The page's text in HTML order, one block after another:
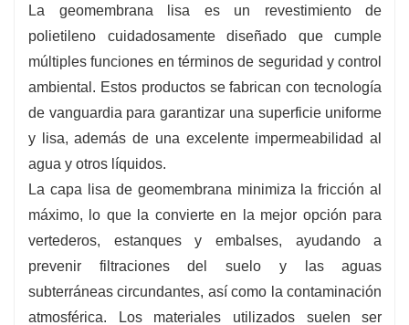
de primer nivel a la permeabilidad de los
líquidos, deteniendo eficazmente las fugas y la
contaminación.
-Resistencia química:
Estos revestimientos son resistentes a una
amplia variedad de productos químicos, lo que
los hace ideales para funciones industriales y
control de desechos peligrosos.
-Durabilidad:
Las geomembranas lisas están diseñadas
cuidadosamente para soportar el estrés
ambiental, la perforación y la resistencia al
La geomembrana lisa es un revestimiento de
polietileno cuidadosamente diseñado que cumple
múltiples funciones en términos de seguridad y control
ambiental. Estos productos se fabrican con tecnología
de vanguardia para garantizar una superficie uniforme
y lisa, además de una excelente impermeabilidad al
agua y otros líquidos.
La capa lisa de geomembrana minimiza la fricción al
máximo, lo que la convierte en la mejor opción para
vertederos, estanques y embalses, ayudando a
prevenir filtraciones del suelo y las aguas
subterráneas circundantes, así como la contaminación
atmosférica. Los materiales utilizados suelen ser